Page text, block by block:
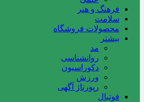
فرهنگ و هنر
سلامت
محصولات فروشگاه
بیشتر
مد
روانشناسی
دکوراسیون
ورزش
رپورتاژ آگهی
فوتبال